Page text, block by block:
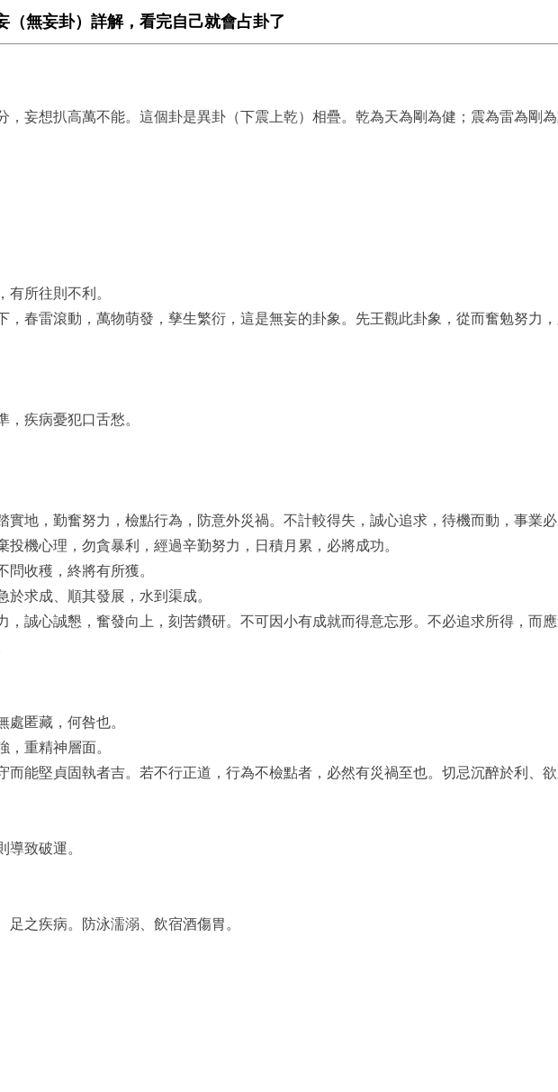
（無妄卦）詳解，看完自己就會占卦了
妄想扒高萬不能。這個卦是異卦（下震上乾）相疊。乾為天為剛為健；震為雷為剛
所往則不利。
，春雷滾動，萬物萌發，孳生繁衍，這是無妄的卦象。先王觀此卦象，從而奮勉努力，
，疾病憂犯口舌愁。
地，勤奮努力，檢點行為，防意外災禍。不計較得失，誠心追求，待機而動，事業必
機心理，勿貪暴利，經過辛勤努力，日積月累，必將成功。
收穫，終將有所獲。
求成、順其發展，水到渠成。
誠心誠懇，奮發向上，刻苦鑽研。不可因小有成就而得意忘形。不必追求所得，而
匿藏，何咎也。
重精神層面。
能堅貞固執者吉。若不行正道，行為不檢點者，必然有災禍至也。切忌沉醉於利、欲
致破運。
之疾病。防泳濡溺、飲宿酒傷胃。